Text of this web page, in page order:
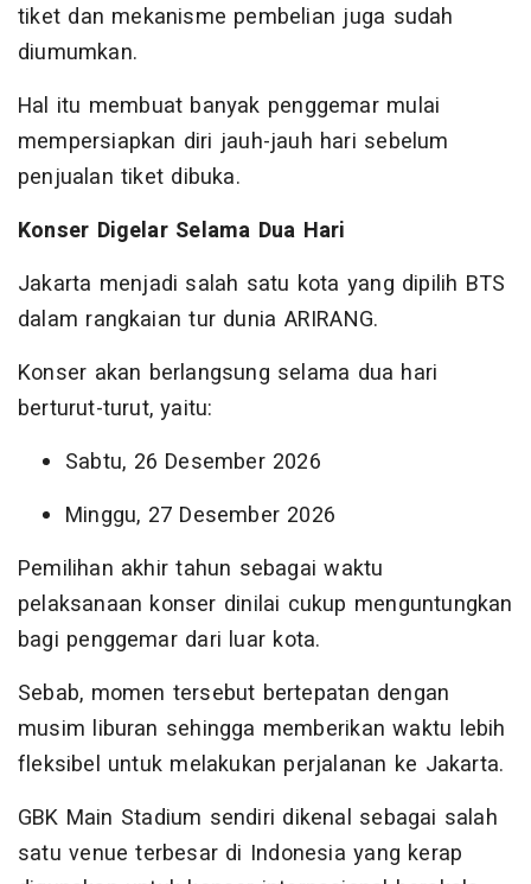
tiket dan mekanisme pembelian juga sudah
diumumkan.
Hal itu membuat banyak penggemar mulai
mempersiapkan diri jauh-jauh hari sebelum
penjualan tiket dibuka.
Konser Digelar Selama Dua Hari
Jakarta menjadi salah satu kota yang dipilih BTS
dalam rangkaian tur dunia ARIRANG.
Konser akan berlangsung selama dua hari
berturut-turut, yaitu:
Sabtu, 26 Desember 2026
Minggu, 27 Desember 2026
Pemilihan akhir tahun sebagai waktu
pelaksanaan konser dinilai cukup menguntungkan
bagi penggemar dari luar kota.
Sebab, momen tersebut bertepatan dengan
musim liburan sehingga memberikan waktu lebih
fleksibel untuk melakukan perjalanan ke Jakarta.
GBK Main Stadium sendiri dikenal sebagai salah
satu venue terbesar di Indonesia yang kerap